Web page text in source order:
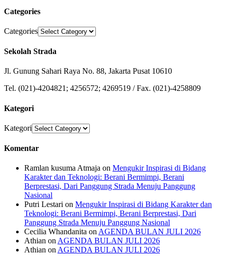
Categories
Categories
Sekolah Strada
Jl. Gunung Sahari Raya No. 88, Jakarta Pusat 10610
Tel. (021)-4204821; 4256572; 4269519 / Fax. (021)-4258809
Kategori
Kategori
Komentar
Ramlan kusuma Atmaja on Mengukir Inspirasi di Bidang
Karakter dan Teknologi: Berani Bermimpi, Berani
Berprestasi, Dari Panggung Strada Menuju Panggung
Nasional
Putri Lestari on Mengukir Inspirasi di Bidang Karakter dan
Teknologi: Berani Bermimpi, Berani Berprestasi, Dari
Panggung Strada Menuju Panggung Nasional
Cecilia Whandanita onAGENDA BULAN JULI 2026
Athian onAGENDA BULAN JULI 2026
Athian onAGENDA BULAN JULI 2026